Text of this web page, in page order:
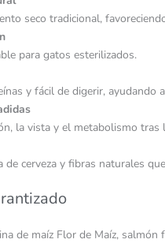
seco tradicional,
para gatos esterilizados.
y fácil de digerir, ayudando
la vista y el metabolismo tras
de cerveza y fibras naturales
de maíz Flor de Maíz,